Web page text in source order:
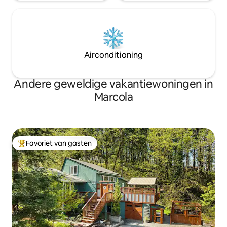
Airconditioning
Andere geweldige vakantiewoningen in
Marcola
Topfavoriet van gasten
Favoriet van gasten